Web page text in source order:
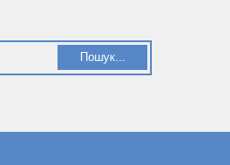
Пошук...